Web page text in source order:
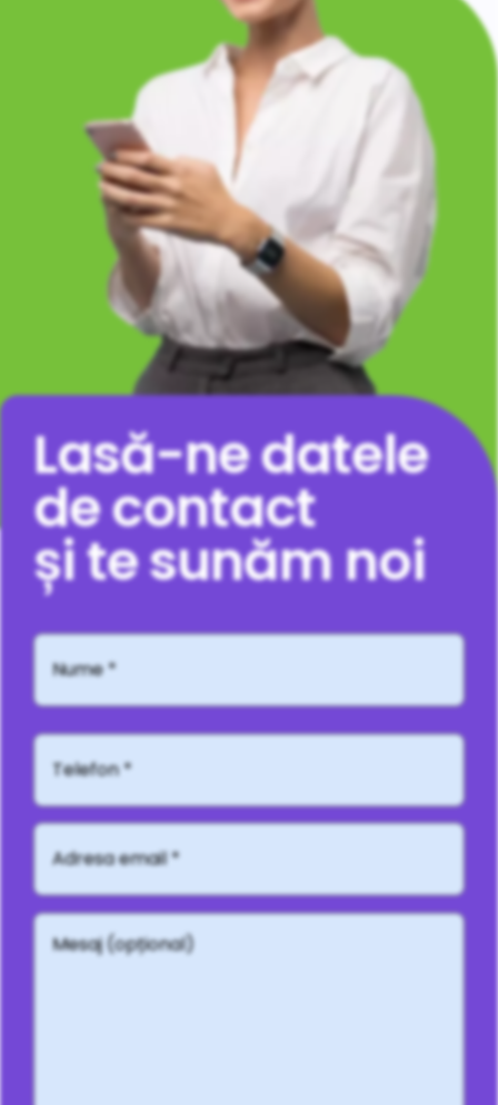
Lasă-ne datele
de contact
și te sunăm noi
Mesaj
(opțional)
Nume
Telefon*
Adresă
email